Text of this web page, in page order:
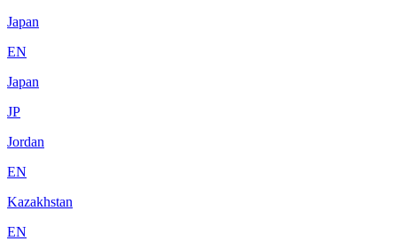
Japan
EN
Japan
JP
Jordan
EN
Kazakhstan
EN